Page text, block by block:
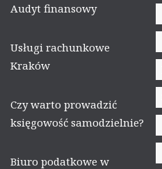
Audyt finansowy
Usługi rachunkowe
Kraków
Czy warto prowadzić
księgowość samodzielnie?
Biuro podatkowe w